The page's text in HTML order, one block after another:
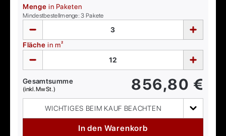
Menge in Paketen
Mindestbestellmenge:3 Pakete
Fläche in m²
Gesamtsumme
(inkl. MwSt.) 856,80 €
WICHTIGES BEIM KAUF BEACHTEN
In den Warenkorb